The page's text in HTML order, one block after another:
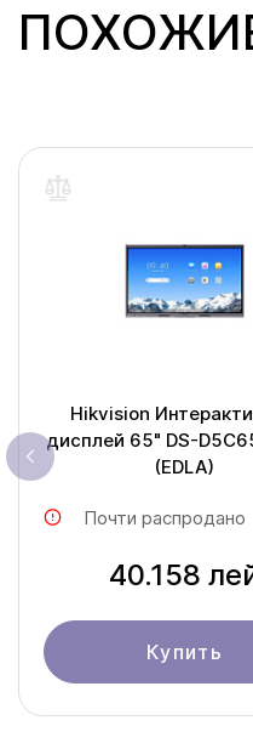
Hikvision
дисплей 65" DS-D5C65RB/B2L
(EDLA)
Почти распродано
40.158
Купить